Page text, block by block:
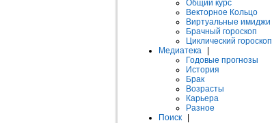
Общий курс
Векторное Кольцо
Виртуальные имиджи
Брачный гороскоп
Циклический гороскоп
Медиатека
Годовые прогнозы
История
Брак
Возрасты
Карьера
Разное
Поиск